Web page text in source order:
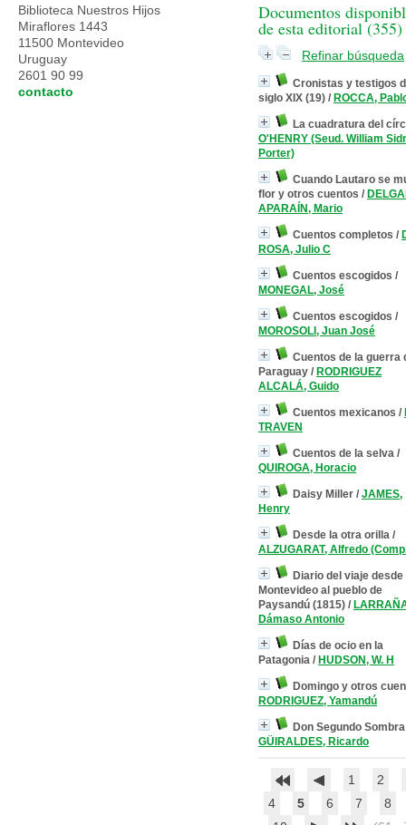
Documentos
de esta editorial (355)
Refinar búsqueda
Cronistas y testigos
siglo XIX (19) / ROCCA,
La cuadratura del
O'HENRY (Seud. William
Porter)
Cuando Lautaro se
flor y otros cuentos /
APARAÍN, Mario
Cuentos completos /
ROSA, Julio C
Cuentos escogidos /
MONEGAL, José
Cuentos escogidos /
MOROSOLI, Juan José
Cuentos de la guerra
Paraguay / RODRIGUEZ
ALCALÁ, Guido
Cuentos mexicanos /
TRAVEN
Cuentos de la selva /
QUIROGA, Horacio
Daisy Miller / JAMES,
Henry
Desde la otra orilla /
ALZUGARAT, Alfredo
Diario del viaje desde
Montevideo al pueblo de
Paysandú (1815) /
Dámaso Antonio
Días de ocio en la
Patagonia / HUDSON, W. H
Domingo y otros
RODRIGUEZ, Yamandú
Don Segundo Sombra
GÜIRALDES, Ricardo
1 2
4
5 6 7
8
Biblioteca Nuestros Hijos
Miraflores 1443
11500 Montevideo
Uruguay
2601 90 99
contacto